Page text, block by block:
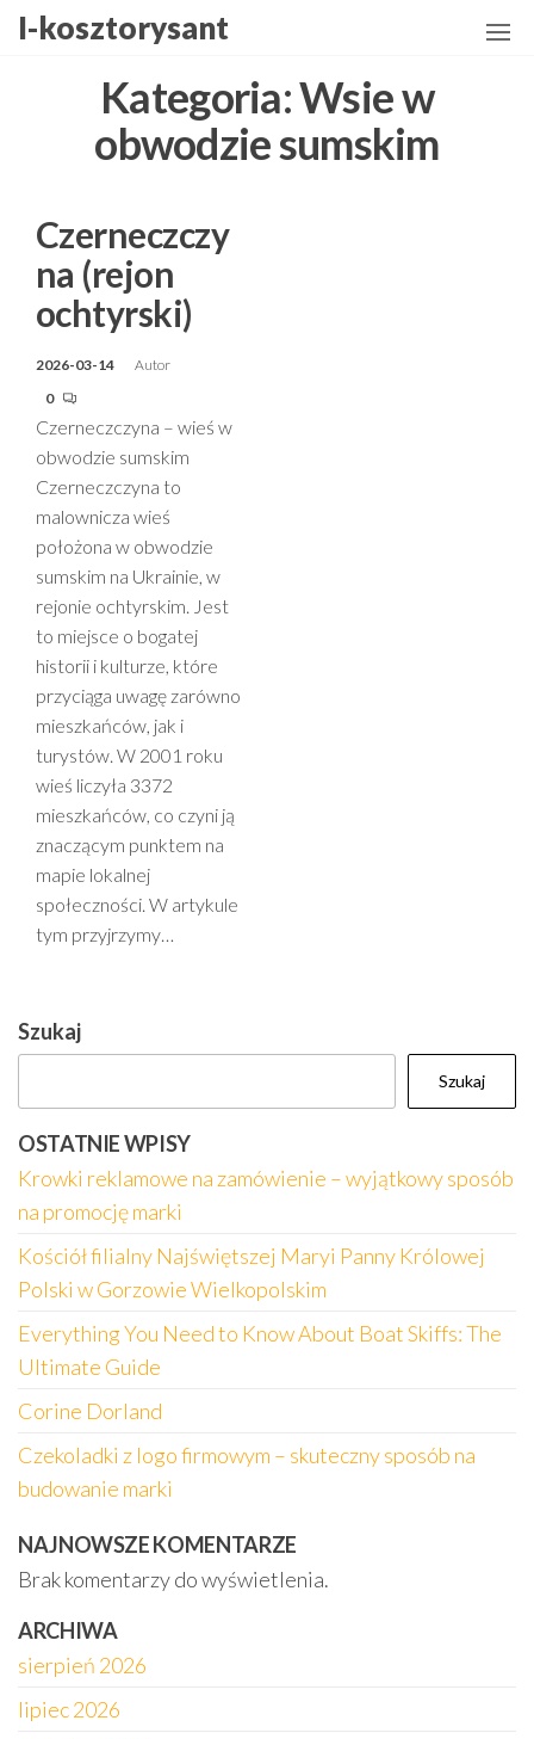
Przejdź
I-kosztorysant
Kategoria:Wsie w
obwodzie sumskim
Czerneczczy
na (rejon
ochtyrski)
2026-03-14
Autor
0
Czerneczczyna – wieś w
obwodzie sumskim
Czerneczczyna to
malownicza wieś
położona w obwodzie
sumskim na Ukrainie, w
rejonie ochtyrskim. Jest
to miejsce o bogatej
historii i kulturze, które
przyciąga uwagę zarówno
mieszkańców, jak i
turystów. W 2001 roku
wieś liczyła 3372
mieszkańców, co czyni ją
znaczącym punktem na
mapie lokalnej
społeczności. W artykule
tym przyjrzymy…
Szukaj
Szukaj
OSTATNIE WPISY
Krowki reklamowe na zamówienie – wyjątkowy sposób
na promocję marki
Kościół filialny Najświętszej Maryi Panny Królowej
Polski w Gorzowie Wielkopolskim
Everything You Need to Know About Boat Skiffs: The
Ultimate Guide
Corine Dorland
Czekoladki z logo firmowym – skuteczny sposób na
budowanie marki
NAJNOWSZE KOMENTARZE
Brak komentarzy do wyświetlenia.
ARCHIWA
sierpień 2026
lipiec 2026